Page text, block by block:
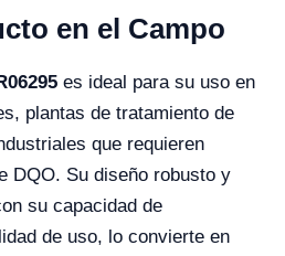
en el Campo
es ideal para su uso en
plantas de tratamiento de
que requieren
DQO. Su diseño robusto y
su capacidad de
de uso, lo convierte en